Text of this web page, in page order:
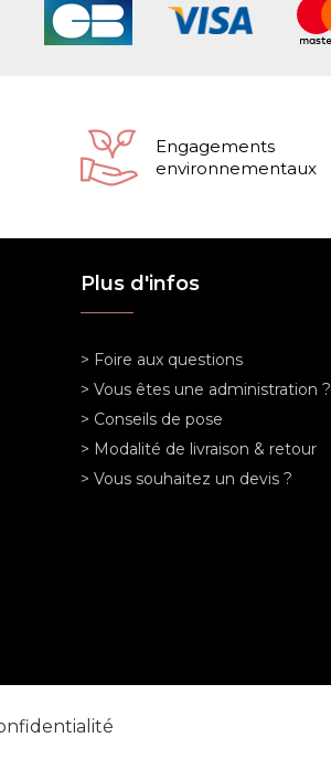
Engagements
environnementaux
Plus d'infos
> Foire aux questions
> Vous êtes une administration ?
> Conseils de pose
> Modalité de livraison & retour
> Vous souhaitez un devis ?